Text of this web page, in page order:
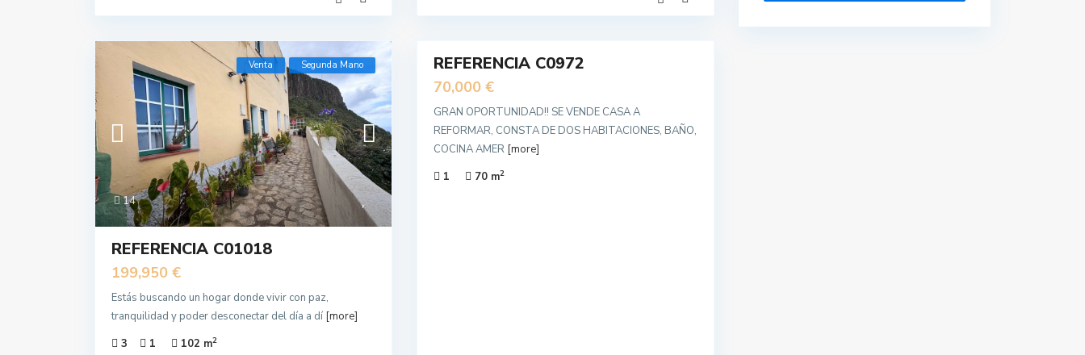
14
Venta Segunda Mano
REFERENCIA C01018
199,950 €
Estás buscando un hogar donde vivir con paz,
tranquilidad y poder desconectar del día a dí[more]
3
1 102 m2
12
REFERENCIA C0972
70,000 €
GRAN OPORTUNIDAD!! SE VENDE CASA A
REFORMAR, CONSTA DE DOS HABITACIONES, BAÑO,
COCINA AMER [more]
1
70 m2